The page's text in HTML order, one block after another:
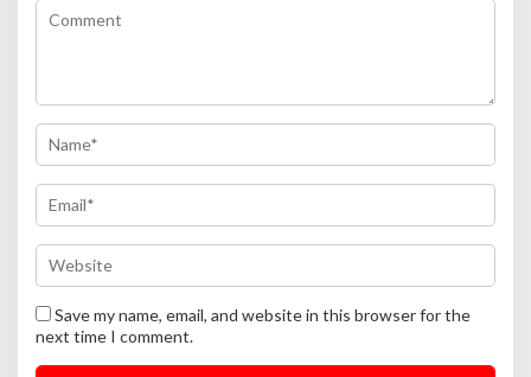
Save my name, email, and website in this browser for the
next time I comment.